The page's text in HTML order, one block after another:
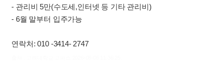
- 관리비 5만(수도세,인터넷 등 기타 관리비)
- 6월 말부터 입주가능
연락처: 010 -3414- 2747